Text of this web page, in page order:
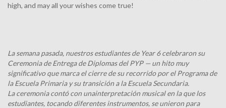
high, and may all your wishes come true!
La semana pasada, nuestros estudiantes de Year 6 celebraron su
Ceremonia de Entrega de Diplomas del PYP — un hito muy
significativo que marca el cierre de su recorrido por el Programa de
la Escuela Primaria y su transición a la Escuela Secundaria.
La ceremonia contó con unainterpretación musical en la que los
estudiantes, tocando diferentes instrumentos, se unieron para